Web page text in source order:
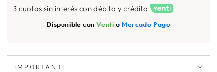
CHERRY CHERRY
3 cuotas sin interés con débito y crédito
Disponible conVenti o Mercado Pago
IMPORTANTE